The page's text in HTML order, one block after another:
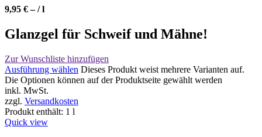
9,95 €– /l
Glanzgel für Schweif und Mähne!
Zur Wunschliste hinzufügen
Ausführung wählen Dieses Produkt weist mehrere Varianten auf.
Die Optionen können auf der Produktseite gewählt werden
inkl. MwSt.
zzgl. Versandkosten
Produkt enthält: 1 l
Quick view